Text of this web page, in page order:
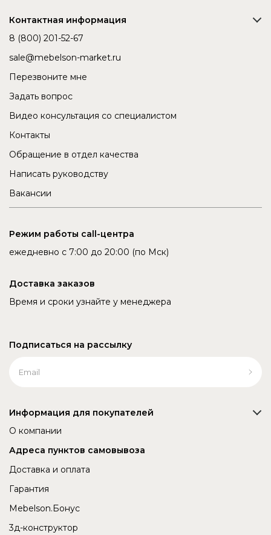
Пункт самовывоза г. Санкт-Петербург
Балашихинский район, д. Пуршево,
№21, Пункт самовывоза г. Москва
Подробнее
г. Ижевск, р-он Пирогово, ул. Высотная, 22,
Контактная информация
8 (800) 201-52-67
sale@mebelson-market.ru
Перезвоните мне
Задать вопрос
Видео консультация со специалистом
Контакты
Обращение в отдел качества
Написать руководству
Вакансии
Режим работы call-центра
ежедневно с 7:00 до 20:00 (по Мск)
Доставка заказов
Время и сроки узнайте у менеджера
Подписаться на рассылку
Информация для покупателей
О компании
Адреса пунктов самовывоза
Доставка и оплата
Гарантия
Mebelson.Бонус
3д-конструктор